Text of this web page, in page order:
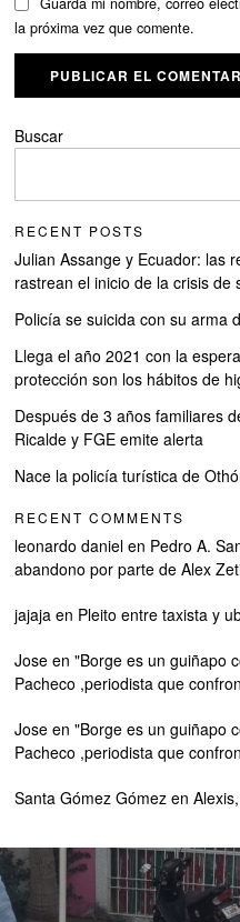
la próxima vez que comente.
Buscar
RECENT POSTS
Julian Assange y Ecuador: las
rastrean el inicio de la crisis de
Policía se suicida con su arma
Llega el año 2021 con la
protección son los hábitos de
Después de 3 años familiares
Ricalde y FGE emite alerta
Nace la policía turística de
RECENT COMMENTS
leonardo daniel en Pedro A.
abandono por parte de Alex
jajaja en Pleito entre taxista y
Jose en"Borge es un guiñapo
Pacheco ,periodista que
Jose en"Borge es un guiñapo
Pacheco ,periodista que
Santa Gómez Gómez en